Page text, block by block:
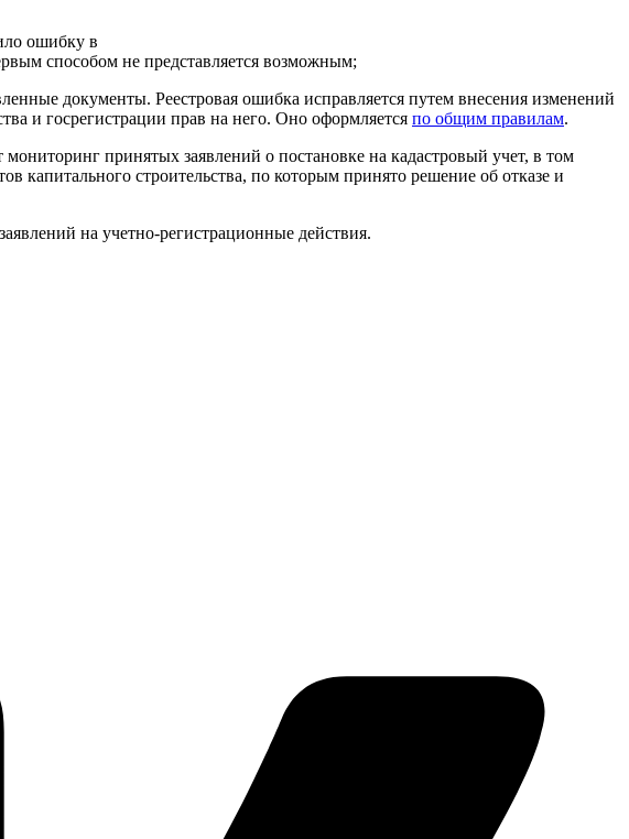
ошибку в
возможным;
документы. Реестровая ошибка исправляется путем внесения изменений
и госрегистрации прав на него. Оно оформляется по общим правилам.
принятых заявлений о постановке на кадастровый учет, в том
капитального строительства, по которым принято решение об отказе и
на учетно-регистрационные действия.